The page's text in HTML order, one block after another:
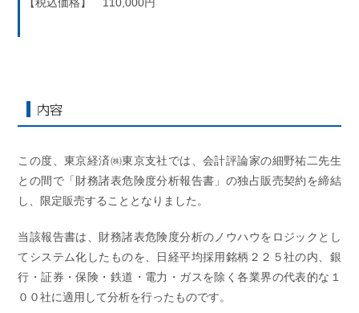
この度、東京経済㈱東京支社では、会計評論家の細野祐二先生
との間で「財務諸表危険度分析報告書」の独占販売契約を締結
し、限定販売することとなりました。
当該報告書は、財務諸表危険度分析のノウハウをロジックとし
てシステム化したものを、日経平均採用銘柄２２５社の内、銀
行・証券・保険・鉄道・電力・ガスを除く各業界の代表的な１
００社に適用して分析を行ったものです。